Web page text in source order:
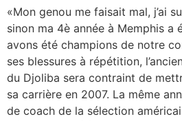
«Mon genou me faisait mal, j’ai
sinon ma 4è année à Memphis a
avons été champions de notre
ses blessures à répétition,
du Djoliba sera contraint de
sa carrière en 2007. La même
de coach de la sélection